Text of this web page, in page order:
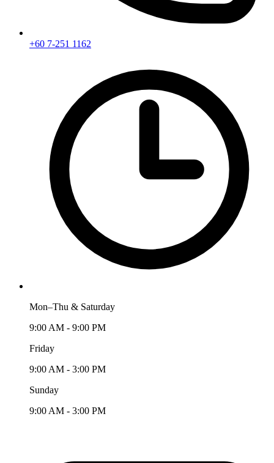
+60 7-251 1162
Mon–Thu & Saturday
9:00 AM - 9:00 PM
Friday
9:00 AM - 3:00 PM
Sunday
9:00 AM - 3:00 PM